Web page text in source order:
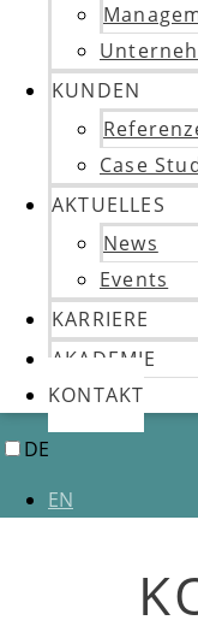
KUNDEN
Case
AKTUELLES
News
Events
KARRIERE
AKADEMIE
KONTAKT
DE
EN